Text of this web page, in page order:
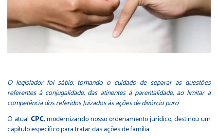
O legislador foi sábio, tomando o cuidado de separar as questões
referentes à conjugalidade, das atinentes à parentalidade, ao limitar a
competência dos referidos Juizados às ações de divórcio puro
O atual CPC, modernizando nosso ordenamento jurídico, destinou um
capítulo específico para tratar das ações de família.